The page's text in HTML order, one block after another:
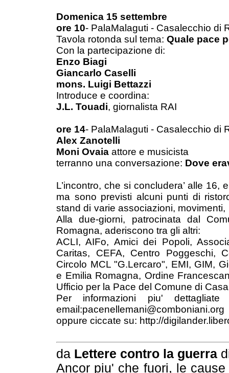
Domenica 15 settembre
ore 10- PalaMalaguti - Casalecchio di
Tavola rotonda sul tema: Quale pace
Con la partecipazione di:
Enzo Biagi
Giancarlo Caselli
mons. Luigi Bettazzi
Introduce e coordina:
J.L. Touadi, giornalista RAI
ore 14- PalaMalaguti - Casalecchio di
Alex Zanotelli
Moni Ovaia attore e musicista
terranno una conversazione: Dove
L’incontro, che si concludera’ alle
ma sono previsti alcuni punti di
stand di varie associazioni,
Alla due-giorni, patrocinata dal
Romagna, aderiscono tra gli altri:
ACLI, AIFo, Amici dei Popoli,
Caritas, CEFA, Centro Poggeschi,
Circolo MCL "G.Lercaro", EMI, GIM,
e Emilia Romagna, Ordine
Ufficio per la Pace del Comune di
Per informazioni piu'
email:pacenellemani@comboniani.org
oppure ciccate su: http://
da Lettere contro la guerra
Ancor piu' che fuori, le